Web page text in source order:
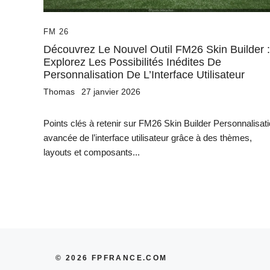
FM 26
Découvrez Le Nouvel Outil FM26 Skin Builder :
Explorez Les Possibilités Inédites De
Personnalisation De L’Interface Utilisateur
Thomas 27 janvier 2026
Points clés à retenir sur FM26 Skin Builder
avancée de l’interface utilisateur grâce à des thèmes,
layouts et composants...
© 2026 FPFRANCE.COM